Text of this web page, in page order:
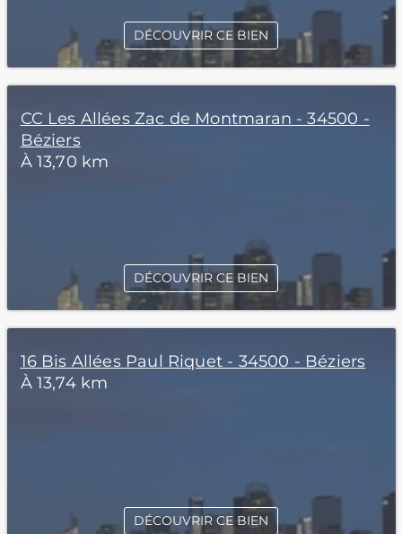
DÉCOUVRIR CE BIEN
CC Les Allées Zac de Montmaran - 34500 -
Béziers
À 13,70 km
DÉCOUVRIR CE BIEN
16 Bis Allées Paul Riquet - 34500 - Béziers
À 13,74 km
DÉCOUVRIR CE BIEN